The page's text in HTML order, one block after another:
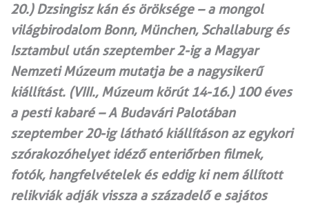
20.) Dzsingisz kán és öröksége – a mongol
világbirodalom Bonn, München, Schallaburg és
Isztambul után szeptember 2-ig a Magyar
Nemzeti Múzeum mutatja be a nagysikerű
kiállítást. (VIII., Múzeum körút 14-16.) 100 éves
a pesti kabaré – A Budavári Palotában
szeptember 20-ig látható kiállításon az egykori
szórakozóhelyet idéző enteriőrben filmek,
fotók, hangfelvételek és eddig ki nem állított
relikviák adják vissza a századelő e sajátos